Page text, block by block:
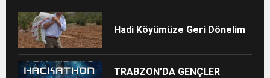
Hadi Köyümüze Geri Dönelim
TRABZON’DA GENÇLER